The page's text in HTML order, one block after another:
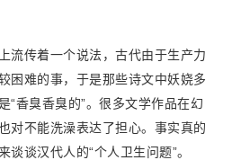
流传着一个说法，古代由于生产力
困难的事，于是那些诗文中妖娆多
“香臭香臭的”。很多文学作品在幻
对不能洗澡表达了担心。事实真的
谈汉代人的“个人卫生问题”。